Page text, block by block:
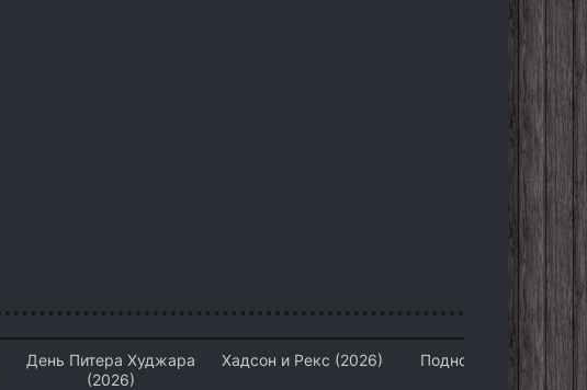
День Питера Худжара
(2026)
Хадсон и Рекс (2026) Подноготная (2026)